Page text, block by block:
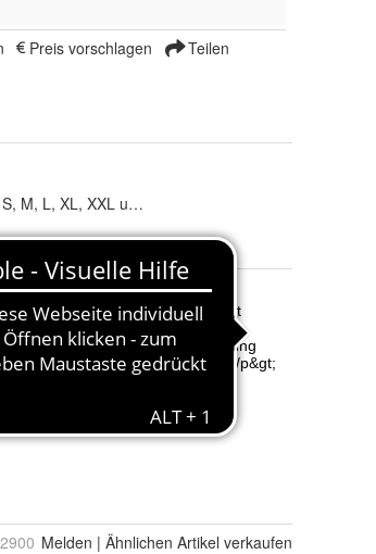
Preis vorschlagen Teilen
Melden | Ähnlichen Artikel verkaufen